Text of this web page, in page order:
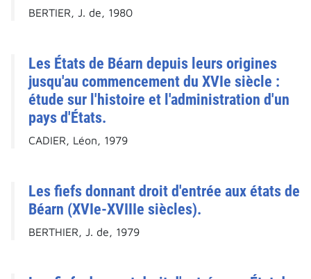
BERTIER, J. de, 1980
Les États de Béarn depuis leurs origines
jusqu'au commencement du XVIe siècle :
étude sur l'histoire et l'administration d'un
pays d'États.
CADIER, Léon, 1979
Les fiefs donnant droit d'entrée aux états de
Béarn (XVIe-XVIIIe siècles).
BERTHIER, J. de, 1979